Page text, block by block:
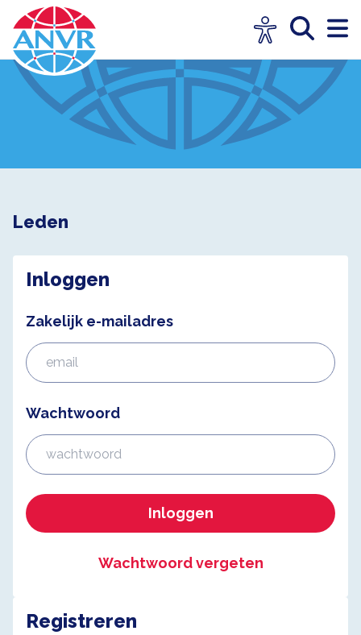
Leden
Inloggen
Zakelijk e-mailadres
Wachtwoord
Inloggen
Wachtwoord vergeten
Registreren